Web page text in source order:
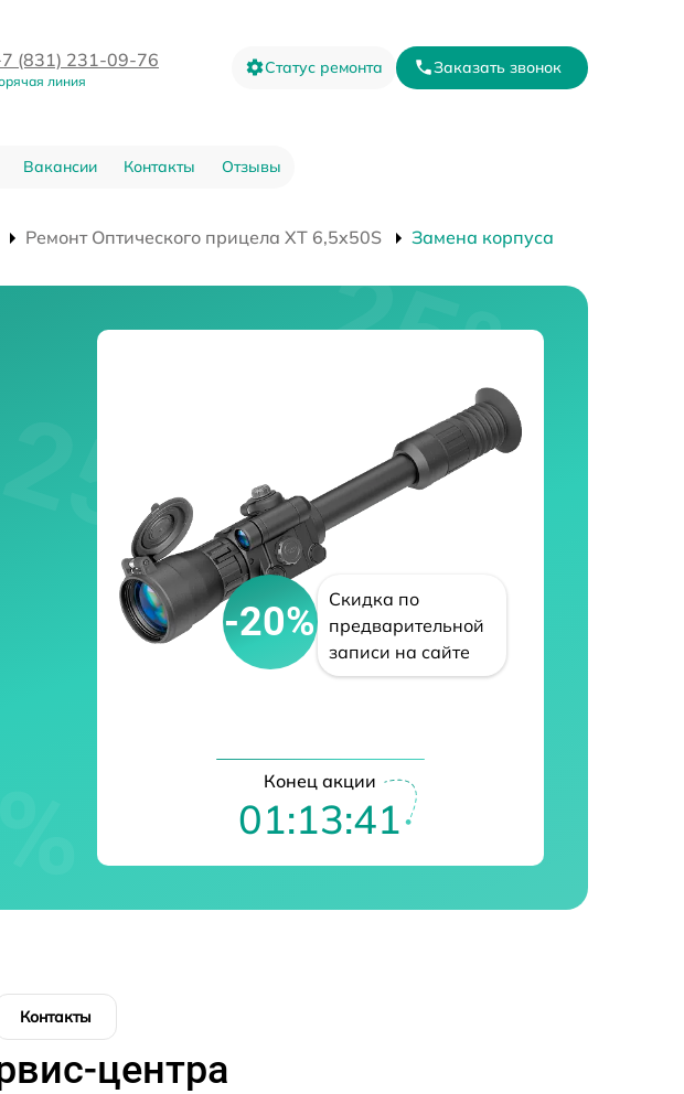
(831) 231-09-76
линия
Статус ремонта Заказать звонок
Вакансии Контакты Отзывы
Ремонт Оптического прицела XT 6,5x50S Замена корпуса
-20%
Скидка по
предварительной
записи на сайте
Конец акции
01:13:40
Контакты
центра